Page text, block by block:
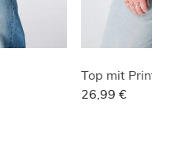
Top mit Print und
26,99 €